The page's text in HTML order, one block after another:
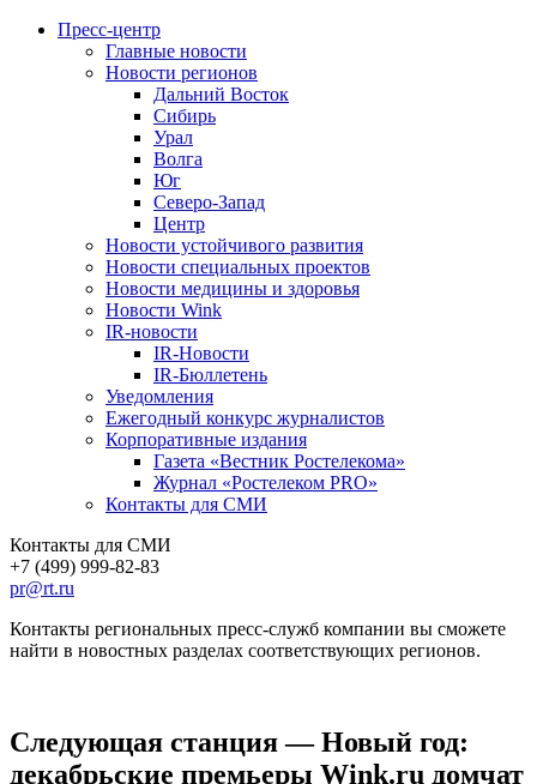
Пресс-центр
Главные новости
Новости регионов
Дальний Восток
Сибирь
Урал
Волга
Юг
Северо-Запад
Центр
Новости устойчивого развития
Новости специальных проектов
Новости медицины и здоровья
Новости Wink
IR-новости
IR-Новости
IR-Бюллетень
Уведомления
Ежегодный конкурс журналистов
Корпоративные издания
Газета «Вестник Ростелекома»
Журнал «Ростелеком PRO»
Контакты для СМИ
Контакты для СМИ
+7 (499) 999-82-83
pr@rt.ru
Контакты региональных пресс-служб компании вы сможете
найти в новостных разделах соответствующих регионов.
Следующая станция — Новый год:
декабрьские премьеры Wink.ru домчат